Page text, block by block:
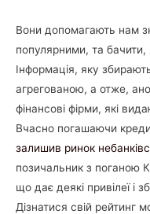
Вони допомагають нам
популярними, та бачити,
Інформація, яку
агрегованою, а отже,
фінансові фірми, які
Вчасно погашаючи
залишив ринок
позичальник з поганою
що дає деякі привілеї і
Дізнатися свій рейтинг